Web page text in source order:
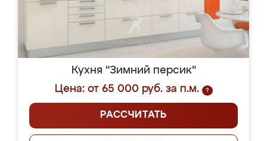
Кухня "Зимний персик"
Цена: от 65 000 руб. за п.м.
?
РАССЧИТАТЬ